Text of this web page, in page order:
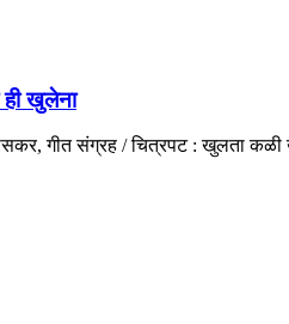
खुलेना
गीत संग्रह / चित्रपट : खुलता